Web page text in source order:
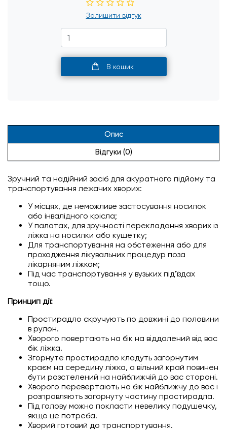
Опис
Відгуки (0)
Зручний та надійний засіб для акуратного підйому та
транспортування лежачих хворих:
У місцях, де неможливе застосування носилок
або інвалідного крісла;
У палатах, для зручності перекладання хворих із
ліжка на носилки або кушетку;
Для транспортування на обстеження або для
проходження лікувальних процедур поза
лікарняним ліжком;
Під час транспортування у вузьких під'їздах
тощо.
Принцип дії:
Простирадло скручують по довжині до половини
в рулон.
Хворого повертають на бік на віддалений від вас
бік ліжка.
Згорнуте простирадло кладуть загорнутим
краєм на середину ліжка, а вільний край повинен
бути розстелений на найближчій до вас стороні.
Хворого перевертають на бік найближчу до вас і
розправляють загорнуту частину простирадла.
Під голову можна покласти невелику подушечку,
якщо це потреба.
Хворий готовий до транспортування.
Залишити відгук
В кошик